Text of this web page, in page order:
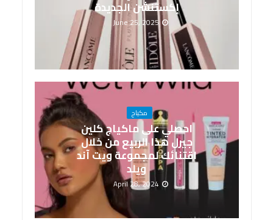
إكستنشن الجديدة
June 25, 2025
مكياج
احصلي على ماكياج كلين
جيرل هذا الربيع من خلال
اقتنائك لمجموعة ويت آند
ويلد
April 28, 2024